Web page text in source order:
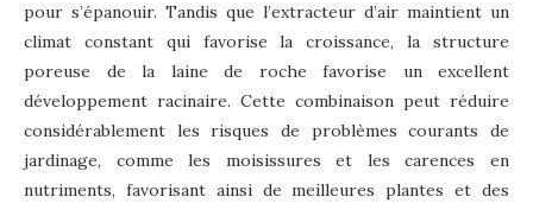
pour s’épanouir. Tandis que l’extracteur d’air maintient un
climat constant qui favorise la croissance, la structure
poreuse de la laine de roche favorise un excellent
développement racinaire. Cette combinaison peut réduire
considérablement les risques de problèmes courants de
jardinage, comme les moisissures et les carences en
nutriments, favorisant ainsi de meilleures plantes et des